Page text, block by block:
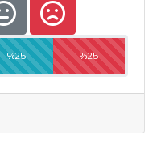
%25 %25